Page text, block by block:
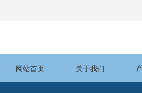
网站首页 关于我们